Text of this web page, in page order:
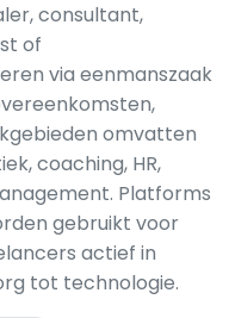
consultant,
of
via eenmanszaak
omvatten
coaching, HR,
Platforms
gebruikt voor
actief in
tot technologie.